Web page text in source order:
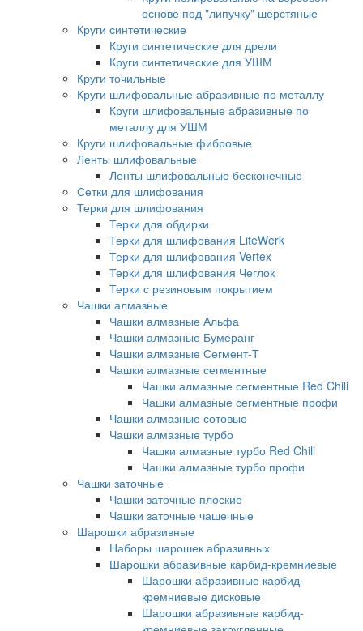
основе под "липучку" шерстяные
Круги синтетические
Круги синтетические для дрели
Круги синтетические для УШМ
Круги точильные
Круги шлифовальные абразивные по металлу
Круги шлифовальные абразивные по
металлу для УШМ
Круги шлифовальные фибровые
Ленты шлифовальные
Ленты шлифовальные бесконечные
Сетки для шлифования
Терки для шлифования
Терки для обдирки
Терки для шлифования LiteWerk
Терки для шлифования Vertex
Терки для шлифования Чеглок
Терки с резиновым покрытием
Чашки алмазные
Чашки алмазные Альфа
Чашки алмазные Бумеранг
Чашки алмазные Сегмент-Т
Чашки алмазные сегментные
Чашки алмазные сегментные Red Chili
Чашки алмазные сегментные профи
Чашки алмазные сотовые
Чашки алмазные турбо
Чашки алмазные турбо Red Chili
Чашки алмазные турбо профи
Чашки заточные
Чашки заточные плоские
Чашки заточные чашечные
Шарошки абразивные
Наборы шарошек абразивных
Шарошки абразивные карбид-кремниевые
Шарошки абразивные карбид-
кремниевые дисковые
Шарошки абразивные карбид-